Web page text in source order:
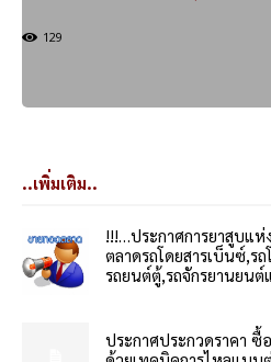
129
..เพิ่มเติม..
!!!…ประกาศการยาสูบแห่
ตลาดรถโดยสารเบ็นซ์,ร
รถยนต์ตู้,รถจักรยานยนต์แ
ประกาศประกวดราคา ซื้